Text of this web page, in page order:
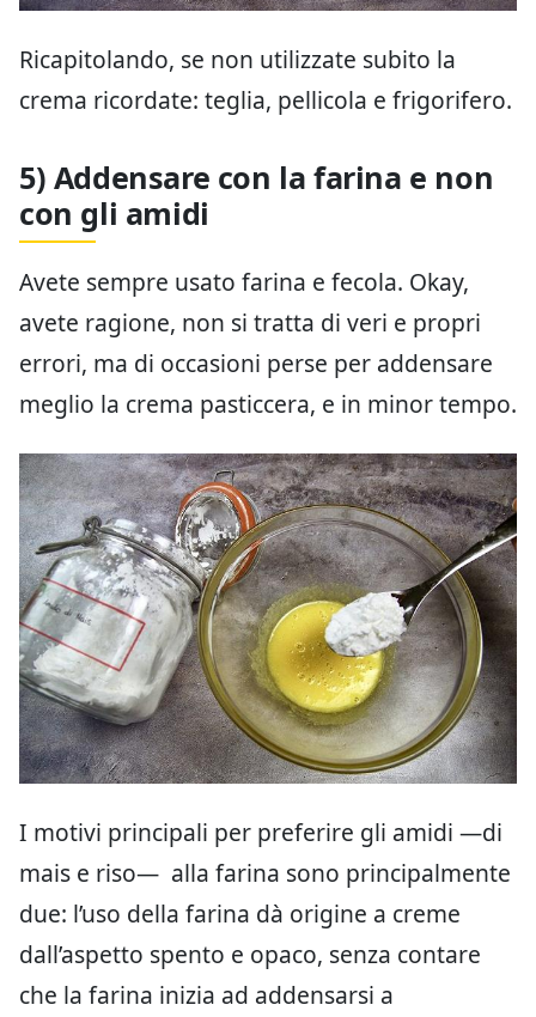
Ricapitolando, se non utilizzate subito la
crema ricordate: teglia, pellicola e frigorifero.
5) Addensare con la farina e non
con gli amidi
Avete sempre usato farina e fecola. Okay,
avete ragione, non si tratta di veri e propri
errori, ma di occasioni perse per addensare
meglio la crema pasticcera, e in minor tempo.
I motivi principali per preferire gli amidi —di
mais e riso— alla farina sono principalmente
due: l’uso della farina dà origine a creme
dall’aspetto spento e opaco, senza contare
che la farina inizia ad addensarsi a